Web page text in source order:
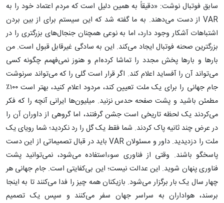
سابق فوتبال نوشت: «دقیقاً به همین دلیل است که مردم اعتماد خود را به
VAR از دست می‌دهند. به ما گفته شد که این سیستم برای از بین بردن
اشتباهات آشکار وجود دارد، اما به نوعی همچنان جنجال‌های بزرگتری را در
بزرگترین صحنه فوتبال ایجاد می‌کند. این به سادگی غیرقابل قبول است. من
بارها و بارها پخش مجدد را تماشا کرده‌ام و هنوز نمی‌فهمم چگونه کسی
می‌تواند آن را آفساید اعلام کند. اگر قرار است گلی را که می‌تواند سرنوشت
جام جهانی را برای یک ملت تعیین کند، مردود اعلام کنید، بهتر است ۱۰۰٪
مطمئن باشید و پشت صفحه حدس نزنید. میلیون‌ها ایرانی آنچه را که فکر
می‌کردند یک لحظه تاریخی است جشن گرفتند، اما گروهی از داوران آن را
در عرض چند ثانیه پاک کردند. شما فقط یک گل را رد نکردید؛ شما رویای یک
ملت را دزدیدید. داور و مسئولان VAR باید در قبال تصمیماتی از این دست
پاسخگو باشند. وقتی از فناوری سوءاستفاده می‌شود، نمی‌توانید پشت
فناوری پنهان شوید. این عدالت نیست؛ این بی‌کفایتی است. جام جهانی هر
چهار سال یک بار برگزار می‌شود. بازیکنان همه چیز را فدا می‌کنند تا به اینجا
برسند، هواداران به سراسر جهان سفر می‌کنند و سپس یک تصمیم